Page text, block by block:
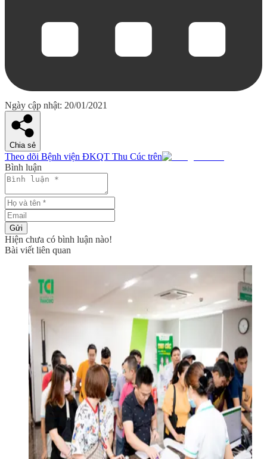
Ngày cập nhật: 20/01/2021
Chia sẻ
Theo dõi Bệnh viện ĐKQT Thu Cúc trên
Bình luận
Gửi
Hiện chưa có bình luận nào!
Bài viết liên quan